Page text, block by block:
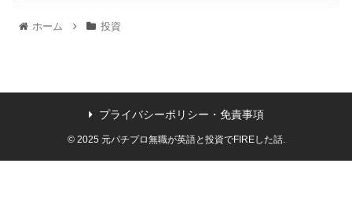
ホーム 投資
プライバシーポリシー・免責事項
© 2025 元パチプロ無職が英語と投資でFIREした話.